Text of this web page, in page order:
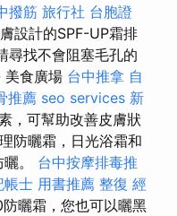
撥筋 旅行社 台胞證
設計的SPF-UP霜排
尋找不會阻塞毛孔的
美食廣場 台中推拿 自
推薦 seo services 新
，可幫助改善皮膚狀
防曬霜，日光浴霜和
。 台中按摩排毒推
帳士 用書推薦 整復 經
曬霜，您也可以曬黑